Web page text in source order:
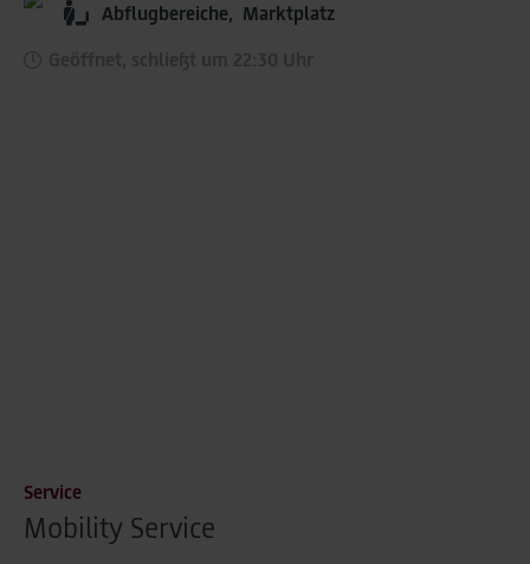
Abflugbereiche, Marktplatz
Service
Mobility Service